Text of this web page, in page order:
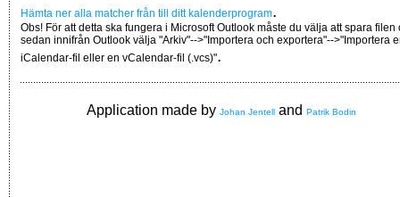
Hämta ner alla matcher från till ditt kalenderprogram.
Obs! För att detta ska fungera i Microsoft Outlook måste du välja att spara filen
sedan innifrån Outlook välja "Arkiv"-->"Importera och exportera"-->"Importera
iCalendar-fil eller en vCalendar-fil (.vcs)".
Application made by Johan Jentell and Patrik Bodin